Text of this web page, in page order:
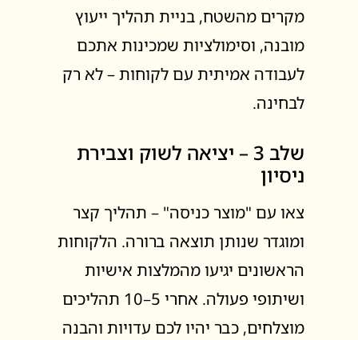
מקרים מהשטח, בניית תהליך ייעוץ
מובנה, וסימולציות שמכינות אתכם
לעבודה אמיתית עם לקוחות – לא רק
לבחינה.
שלב 3 – יציאה לשוק וצבירת
ניסיון
צאו עם "מוצר כניסה" – תהליך קצר
ומוגדר שנותן תוצאה ברורה. הלקוחות
הראשונים יגיעו מהמלצות אישיות
ושיתופי פעולה. אחרי 5–10 תהליכים
מוצלחים, כבר יהיו לכם עדויות והבנה